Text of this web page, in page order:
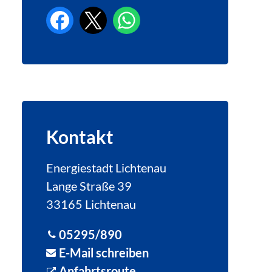
Kontakt
Energiestadt Lichtenau
Lange Straße 39
33165 Lichtenau
05295/890
E-Mail schreiben